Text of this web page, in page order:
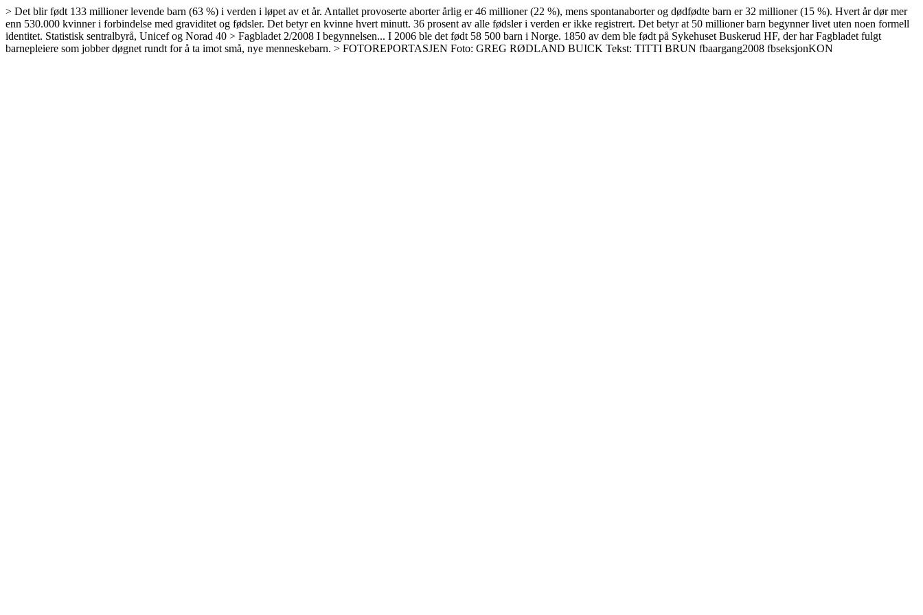
> Det blir født 133 millioner levende barn (63 %) i verden i løpet av et år. Antallet provoserte aborter årlig er 46 millioner (22 %), mens spontanaborter og dødfødte barn er 32 millioner (15 %). Hvert år dør mer
enn 530.000 kvinner i forbindelse med graviditet og fødsler. Det betyr en kvinne hvert minutt. 36 prosent av alle fødsler i verden er ikke registrert. Det betyr at 50 millioner barn begynner livet uten noen formell
identitet. Statistisk sentralbyrå, Unicef og Norad 40 > Fagbladet 2/2008 I begynnelsen... I 2006 ble det født 58 500 barn i Norge. 1850 av dem ble født på Sykehuset Buskerud HF, der har Fagbladet fulgt
barnepleiere som jobber døgnet rundt for å ta imot små, nye menneskebarn. > FOTOREPORTASJEN Foto: GREG RØDLAND BUICK Tekst: TITTI BRUN fbaargang2008 fbseksjonKON